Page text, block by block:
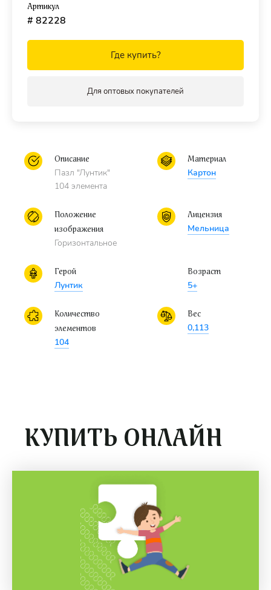
Рекомендуем приобрести
Артикул
# 82228
Где купить?
Для оптовых покупателей
Описание
Пазл "Лунтик"
104 элемента
Материал
Картон
Положение
изображения
Горизонтальное
Лицензия
Мельница
Герой
Лунтик
Возраст
5+
Количество
элементов
104
Вес
0,113
КУПИТЬ ОНЛАЙН